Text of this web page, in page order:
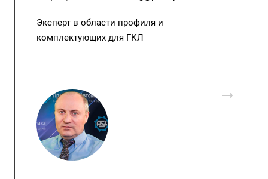
Эксперт в области профиля и
комплектующих для ГКЛ